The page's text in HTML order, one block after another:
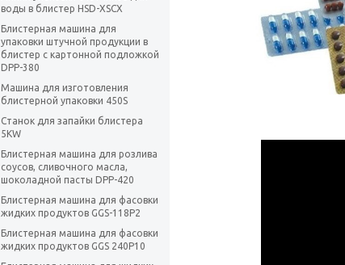
воды в блистер HSD-XSCX
Блистерная машина для
упаковки штучной продукции в
блистер с картонной подложкой
DPP-380
Машина для изготовления
блистерной упаковки 450S
Станок для запайки блистера
5KW
Блистерная машина для розлива
соусов, сливочного масла,
шоколадной пасты DPP-420
Блистерная машина для фасовки
жидких продуктов GGS-118P2
Блистерная машина для фасовки
жидких продуктов GGS 240P10